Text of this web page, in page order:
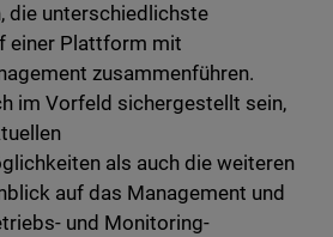
die unterschiedlichste
einer Plattform mit
zusammenführen.
im Vorfeld sichergestellt sein,
als auch die weiteren
auf das Management und
und Monitoring-